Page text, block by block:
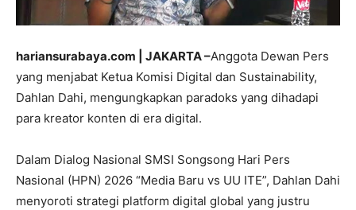
hariansurabaya.com | JAKARTA –Anggota Dewan Pers
yang menjabat Ketua Komisi Digital dan Sustainability,
Dahlan Dahi, mengungkapkan paradoks yang dihadapi
para kreator konten di era digital.
‎Dalam Dialog Nasional SMSI Songsong Hari Pers
Nasional (HPN) 2026 “Media Baru vs UU ITE”, Dahlan Dahi
menyoroti strategi platform digital global yang justru